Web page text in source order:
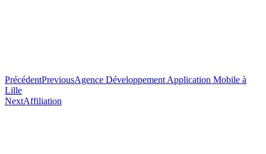
PrécédentPreviousAgence Développement Application Mobile à
Lille
NextAffiliation